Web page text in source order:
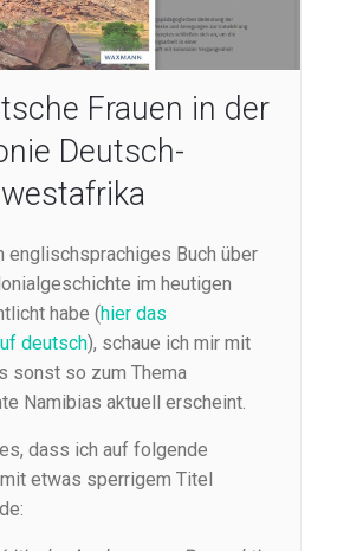
Frauen in der
Deutsch-
englischsprachiges Buch über
im heutigen
habe (hier das
deutsch), schaue ich mir mit
sonst so zum Thema
Namibias aktuell erscheint.
dass ich auf folgende
etwas sperrigem Titel